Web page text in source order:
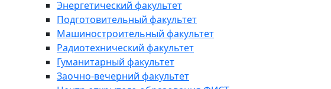
Энергетический факультет
Подготовительный факультет
Машиностроительный факультет
Радиотехнический факультет
Гуманитарный факультет
Заочно-вечерний факультет